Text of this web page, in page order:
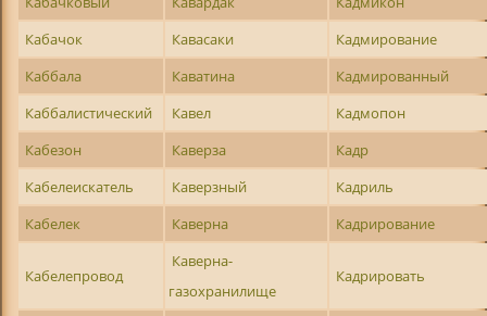
Кабачок
Кавасаки
Кадмирование
Каббала
Каватина
Кадмированный
Каббалистический
Кавел
Кадмопон
Кабезон
Каверза
Кадр
Кабелеискатель
Каверзный
Кадриль
Кабелек
Каверна Кадрирование
Кабелепровод
Каверна-
газохранилище
Кадрировать